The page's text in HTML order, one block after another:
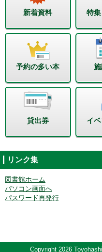
新着資料 特
予約の多い本
貸出券 イ
リンク集
図書館ホーム
パソコン画面へ
パスワード再発行
Copyright 2026